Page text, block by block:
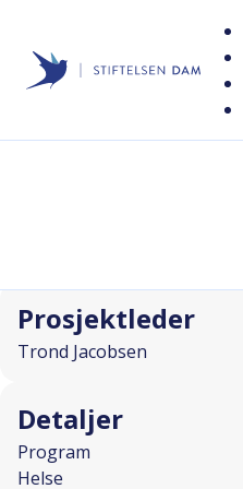
Prosjektleder
Trond Jacobsen
Detaljer
Program
Helse